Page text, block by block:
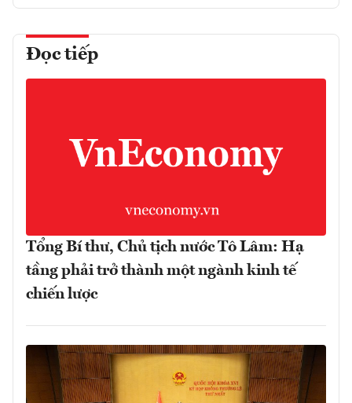
Đọc tiếp
Tổng Bí thư, Chủ tịch nước Tô Lâm: Hạ
tầng phải trở thành một ngành kinh tế
chiến lược